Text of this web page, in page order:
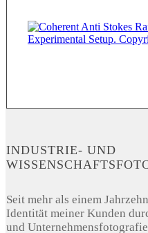
INDUSTRIE- UND
Seit mehr als einem
Identität meiner Kunden
und